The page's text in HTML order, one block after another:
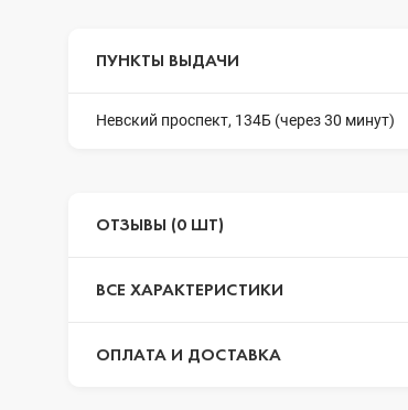
ПУНКТЫ ВЫДАЧИ
Невский проспект, 134Б (через 30 минут)
ОТЗЫВЫ (0 ШТ)
ВСЕ ХАРАКТЕРИСТИКИ
ОПЛАТА И ДОСТАВКА